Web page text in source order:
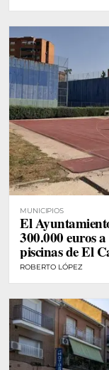
MUNICIPIOS
El
300.000 euros
piscinas de El
ROBERTO LÓPEZ